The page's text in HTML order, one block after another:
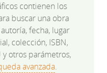
contienen los
buscar una obra
fecha, lugar
colección, ISBN,
y otros parámetros,
avanzada.